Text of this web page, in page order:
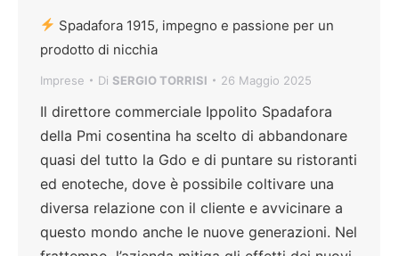
Spadafora 1915, impegno e passione per un
prodotto di nicchia
Imprese Di SERGIO TORRISI 26 Maggio 2025
Il direttore commerciale Ippolito Spadafora
della Pmi cosentina ha scelto di abbandonare
quasi del tutto la Gdo e di puntare su ristoranti
ed enoteche, dove è possibile coltivare una
diversa relazione con il cliente e avvicinare a
questo mondo anche le nuove generazioni. Nel